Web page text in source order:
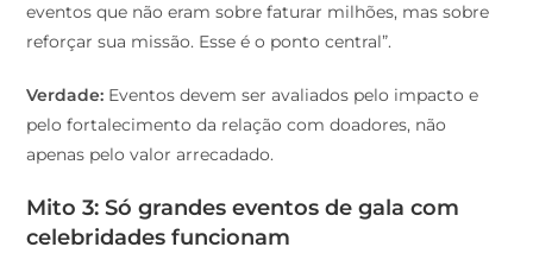
eventos que não eram sobre faturar milhões, mas sobre
reforçar sua missão. Esse é o ponto central”.
Verdade: Eventos devem ser avaliados pelo impacto e
pelo fortalecimento da relação com doadores, não
apenas pelo valor arrecadado.
Mito 3: Só grandes eventos de gala com
celebridades funcionam